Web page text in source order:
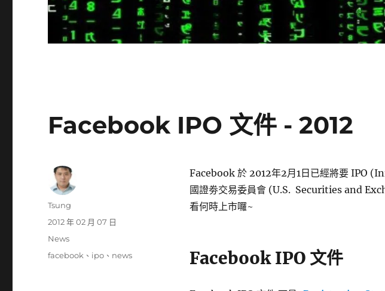
Facebook IPO 文件 - 2012
Facebook 於 2012年2月1日已經將要 IPO
國證劵交易委員會 (U.S. Securities and
看何時上市囉~
Facebook IPO 文件
作
Tsung
發
期:
2012 年 02 月 07 日
分
類
News
標
facebook 、 ipo 、 news